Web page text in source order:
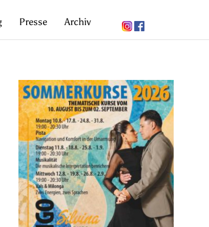
Presse Archiv